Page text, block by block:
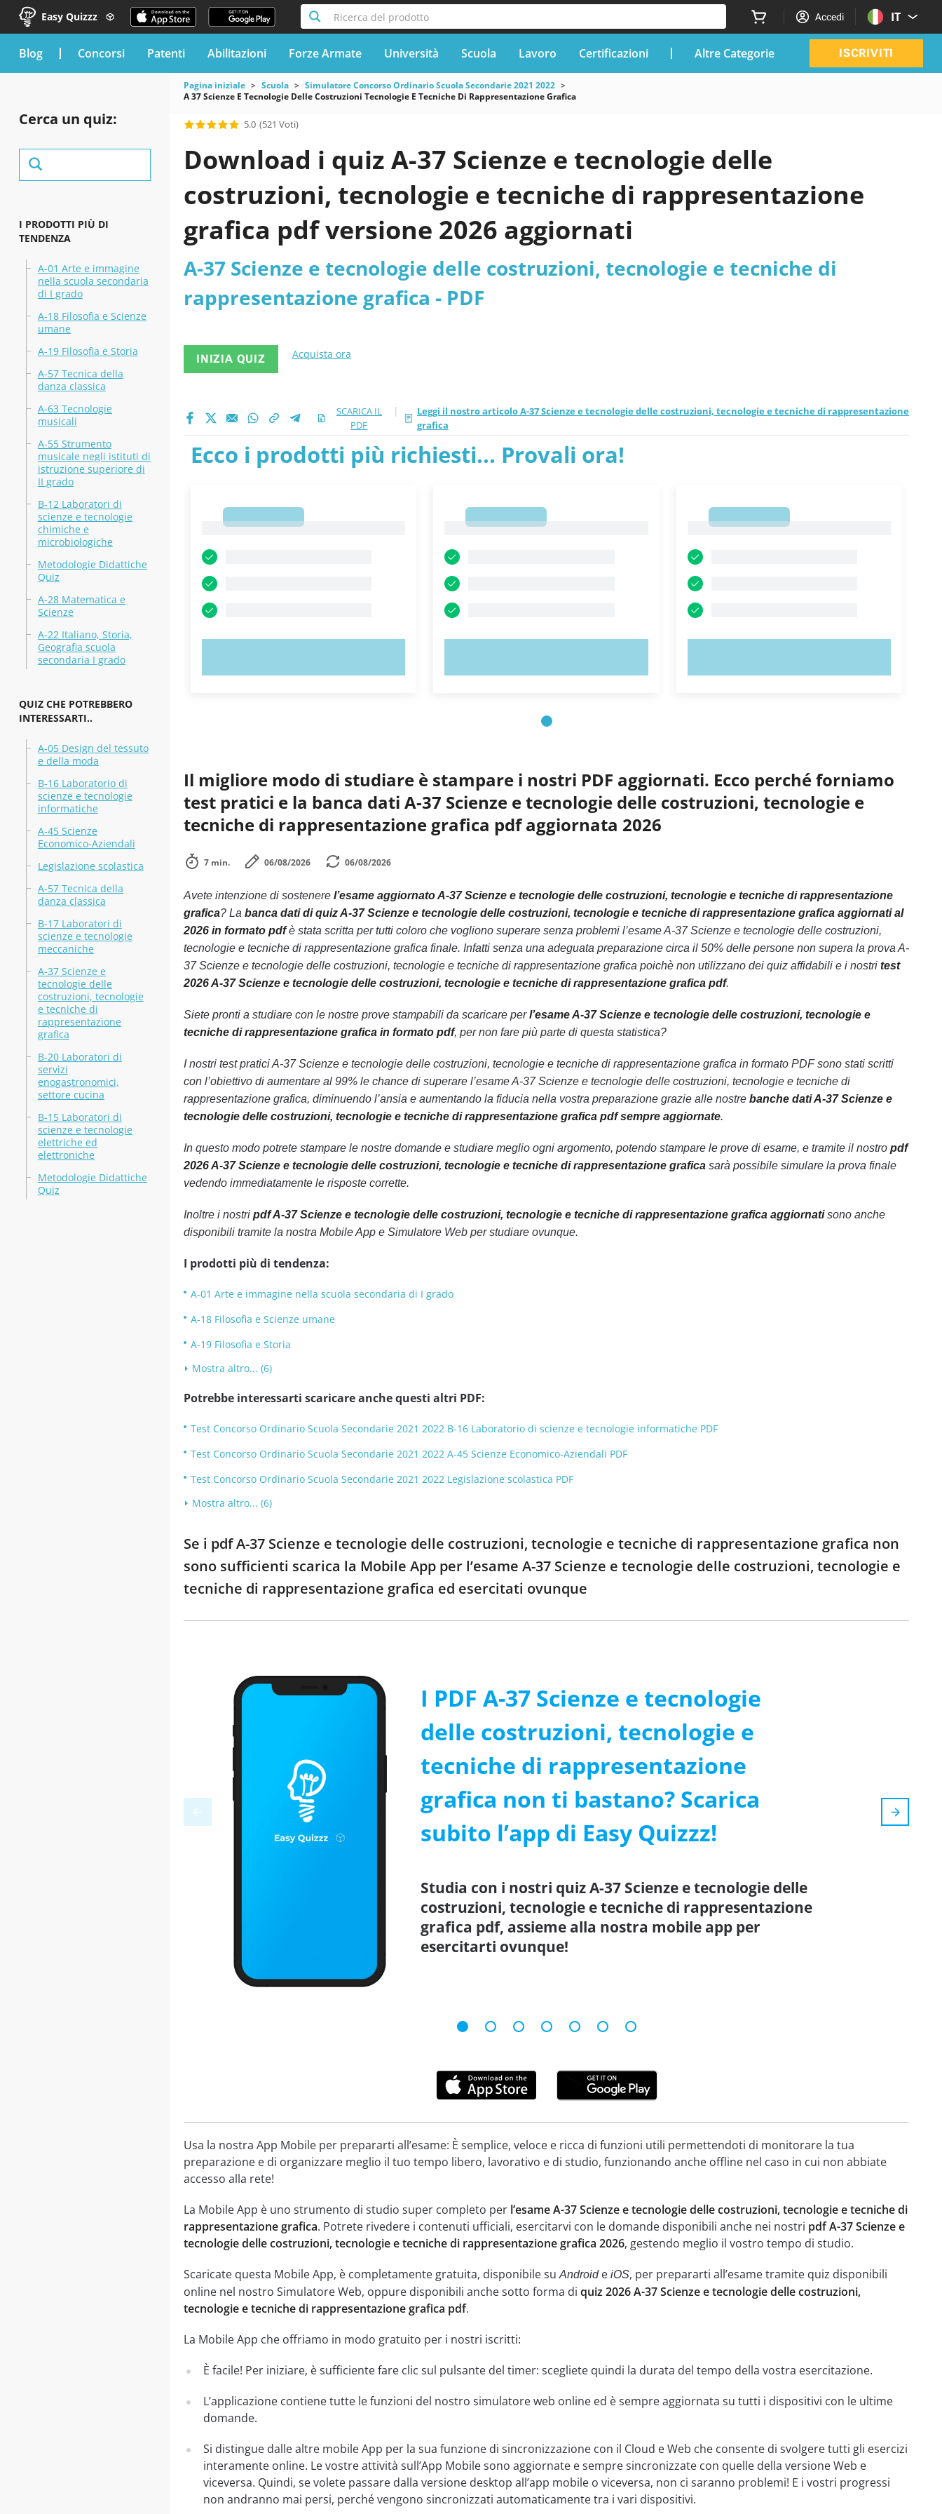
Easy Quizzz Ricerca del prodotto Accedi IT
blog Concorsi Patenti Abilitazioni Forze Armate Università Scuola Lavoro Certificazioni Altre Categorie ISCRIVITI
Cerca un quiz:
I PRODOTTI PIÙ DI
TENDENZA
A-01 Arte e immagine
nella scuola secondaria
di I grado
A-18 Filosofia e Scienze
umane
A-19 Filosofia e Storia
A-57 Tecnica della
danza classica
A-63 Tecnologie
musicali
A-55 Strumento
musicale negli istituti di
istruzione superiore di
II grado
B-12 Laboratori di
scienze e tecnologie
chimiche e
microbiologiche
Metodologie Didattiche
Quiz
A-28 Matematica e
Scienze
A-22 Italiano, Storia,
Geografia scuola
secondaria I grado
QUIZ CHE POTREBBERO
INTERESSARTI..
A-05 Design del tessuto
e della moda
B-16 Laboratorio di
scienze e tecnologie
informatiche
A-45 Scienze
Economico-Aziendali
Legislazione scolastica
A-57 Tecnica della
danza classica
B-17 Laboratori di
scienze e tecnologie
meccaniche
A-37 Scienze e
tecnologie delle
costruzioni, tecnologie
e tecniche di
rappresentazione
grafica
B-20 Laboratori di
servizi
enogastronomici,
settore cucina
B-15 Laboratori di
scienze e tecnologie
elettriche ed
elettroniche
Metodologie Didattiche
Quiz
Pagina iniziale Scuola
Simulatore Concorso Ordinario Scuola Secondarie 2021 2022
A 37 Scienze E Tecnologie Delle Costruzioni Tecnologie E Tecniche Di Rappresentazione Grafica
5.0 (521 Voti)
Download i quiz A-37 Scienze e tecnologie delle
costruzioni, tecnologie e tecniche di rappresentazione
grafica pdf versione 2026 aggiornati
A-37 Scienze e tecnologie delle costruzioni, tecnologie e tecniche di
rappresentazione grafica - PDF
INIZIA QUIZ Acquista ora
SCARICA IL
PDF
|
Leggi il nostro articolo A-37 Scienze e tecnologie delle costruzioni, tecnologie e tecniche di rappresentazione
grafica
Ecco i prodotti più richiesti... Provali ora!
Il migliore modo di studiare è stampare i nostri PDF aggiornati. Ecco perché forniamo
test pratici e la banca dati A-37 Scienze e tecnologie delle costruzioni, tecnologie e
tecniche di rappresentazione grafica pdf aggiornata 2026
7 min. 06/08/2026 06/08/2026
Avete intenzione di sostenere l’esame aggiornato A-37 Scienze e tecnologie delle costruzioni, tecnologie e tecniche di rappresentazione
grafica? La banca dati di quiz A-37 Scienze e tecnologie delle costruzioni, tecnologie e tecniche di rappresentazione grafica aggiornati al
2026 in formato pdfè stata scritta per tutti coloro che vogliono superare senza problemi l’esame A-37 Scienze e tecnologie delle costruzioni,
tecnologie e tecniche di rappresentazione grafica finale. Infatti senza una adeguata preparazione circa il 50% delle persone non supera la prova A-
37 Scienze e tecnologie delle costruzioni, tecnologie e tecniche di rappresentazione grafica poichè non utilizzano dei quiz affidabili e i nostri test
2026 A-37 Scienze e tecnologie delle costruzioni, tecnologie e tecniche di rappresentazione grafica pdf.
Siete pronti a studiare con le nostre prove stampabili da scaricare perl’esame A-37 Scienze e tecnologie delle costruzioni, tecnologie e
tecniche di rappresentazione grafica in formato pdf, per non fare più parte di questa statistica?
I nostri test pratici A-37 Scienze e tecnologie delle costruzioni, tecnologie e tecniche di rappresentazione grafica in formato PDF sono stati scritti
con l’obiettivo di aumentare al 99% le chance di superare l’esame A-37 Scienze e tecnologie delle costruzioni, tecnologie e tecniche di
rappresentazione grafica, diminuendo l’ansia e aumentando la fiducia nella vostra preparazione grazie alle nostre banche dati A-37 Scienze e
tecnologie delle costruzioni, tecnologie e tecniche di rappresentazione grafica pdf sempre aggiornate.
In questo modo potrete stampare le nostre domande e studiare meglio ogni argomento, potendo stampare le prove di esame, e tramite il nostro pdf
2026 A-37 Scienze e tecnologie delle costruzioni, tecnologie e tecniche di rappresentazione graficasarà possibile simulare la prova finale
vedendo immediatamente le risposte corrette.
Inoltre i nostri pdf A-37 Scienze e tecnologie delle costruzioni, tecnologie e tecniche di rappresentazione grafica aggiornatisono anche
disponibili tramite la nostra Mobile App e Simulatore Web per studiare ovunque.
I prodotti più di tendenza:
A-01 Arte e immagine nella scuola secondaria di I grado
A-18 Filosofia e Scienze umane
A-19 Filosofia e Storia
Mostra altro... (6)
Potrebbe interessarti scaricare anche questi altri PDF:
Test Concorso Ordinario Scuola Secondarie 2021 2022 B-16 Laboratorio di scienze e tecnologie informatiche PDF
Test Concorso Ordinario Scuola Secondarie 2021 2022 A-45 Scienze Economico-Aziendali PDF
Test Concorso Ordinario Scuola Secondarie 2021 2022 Legislazione scolastica PDF
Mostra altro... (6)
Se i pdf A-37 Scienze e tecnologie delle costruzioni, tecnologie e tecniche di rappresentazione grafica non
sono sufficienti scarica la Mobile App per l’esame A-37 Scienze e tecnologie delle costruzioni, tecnologie e
tecniche di rappresentazione grafica ed esercitati ovunque
I PDF A-37 Scienze e tecnologie
delle costruzioni, tecnologie e
tecniche di rappresentazione
grafica non ti bastano? Scarica
subito l’app di Easy Quizzz!
Studia con i nostri quiz A-37 Scienze e tecnologie delle
costruzioni, tecnologie e tecniche di rappresentazione
grafica pdf, assieme alla nostra mobile app per
esercitarti ovunque!
Usa la nostra App Mobile per prepararti all’esame: È semplice, veloce e ricca di funzioni utili permettendoti di monitorare la tua
preparazione e di organizzare meglio il tuo tempo libero, lavorativo e di studio, funzionando anche offline nel caso in cui non abbiate
accesso alla rete!
La Mobile App è uno strumento di studio super completo per l’esame A-37 Scienze e tecnologie delle costruzioni, tecnologie e tecniche di
rappresentazione grafica. Potrete rivedere i contenuti ufficiali, esercitarvi con le domande disponibili anche nei nostri pdf A-37 Scienze e
tecnologie delle costruzioni, tecnologie e tecniche di rappresentazione grafica 2026, gestendo meglio il vostro tempo di studio.
Scaricate questa Mobile App, è completamente gratuita, disponibile suAndroide iOS, per prepararti all’esame tramite quiz disponibili
online nel nostro Simulatore Web, oppure disponibili anche sotto forma di quiz 2026 A-37 Scienze e tecnologie delle costruzioni,
tecnologie e tecniche di rappresentazione grafica pdf.
La Mobile App che offriamo in modo gratuito per i nostri iscritti:
È facile! Per iniziare, è sufficiente fare clic sul pulsante del timer: scegliete quindi la durata del tempo della vostra esercitazione.
L’applicazione contiene tutte le funzioni del nostro simulatore web online ed è sempre aggiornata su tutti i dispositivi con le ultime
domande.
Si distingue dalle altre mobile App per la sua funzione di sincronizzazione con il Cloud e Web che consente di svolgere tutti gli esercizi
interamente online. Le vostre attività sull’App Mobile sono aggiornate e sempre sincronizzate con quelle della versione Web e
viceversa. Quindi, se volete passare dalla versione desktop all’app mobile o viceversa, non ci saranno problemi! E i vostri progressi
non andranno mai persi, perché vengono sincronizzati automaticamente tra i vari dispositivi.